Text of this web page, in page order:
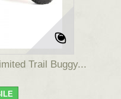
Trail Buggy...